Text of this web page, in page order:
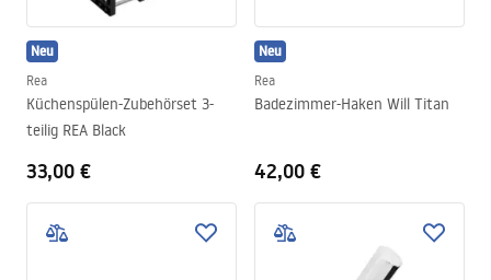
Neu
Rea
Küchenspülen-Zubehörset 3-
teilig REA Black
33,00 €
Neu
Rea
Badezimmer-Haken Will Titan
42,00 €